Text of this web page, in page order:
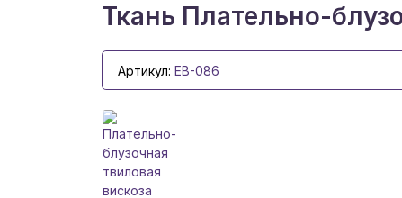
Ткань Плательно-
Артикул: EB-086